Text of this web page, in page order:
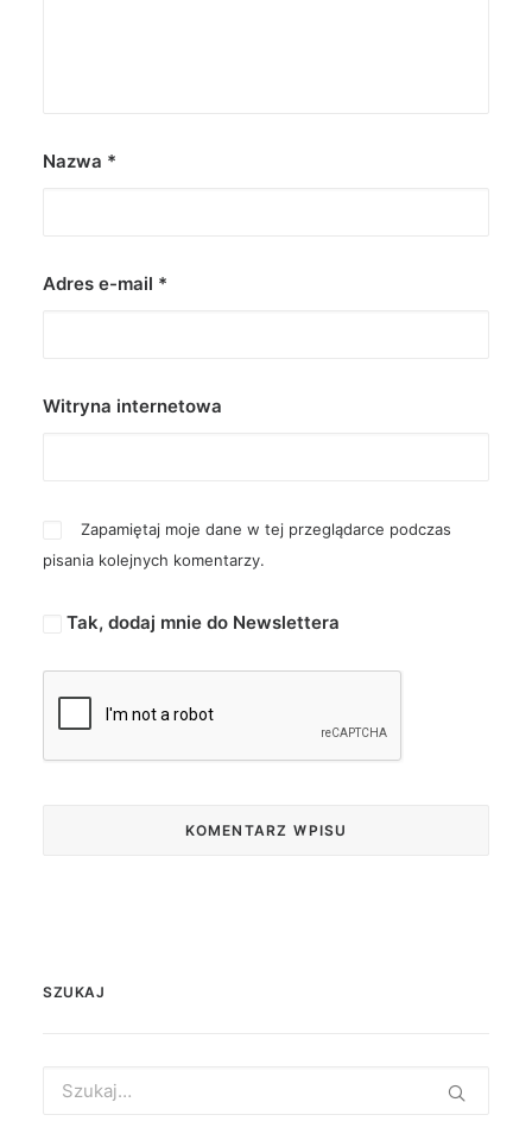
Nazwa *
Adres e-mail *
Witryna internetowa
Zapamiętaj moje dane w tej przeglądarce podczas
pisania kolejnych komentarzy.
Tak, dodaj mnie do Newslettera
SZUKAJ
for: